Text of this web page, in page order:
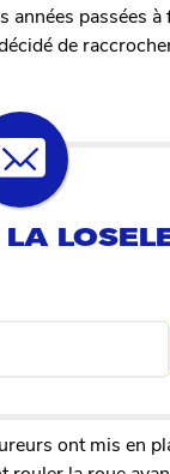
passées
de
ont mis en